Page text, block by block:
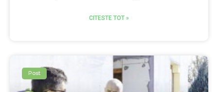
CITESTE TOT »
Post